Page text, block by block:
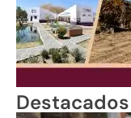
Destacados